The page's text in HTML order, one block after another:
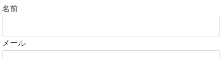
名前
メール